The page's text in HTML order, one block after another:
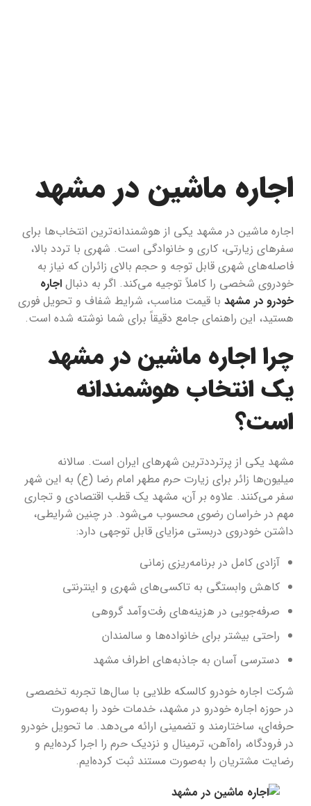
اجاره ماشین در مشهد
اجاره ماشین در مشهد یکی از هوشمندانه‌ترین انتخاب‌ها برای
سفرهای زیارتی، کاری و خانوادگی است. شهری با تردد بالا،
فاصله‌های شهری قابل توجه و حجم بالای زائران که نیاز به
خودروی شخصی را کاملاً توجیه می‌کند. اگر به دنبال اجاره
خودرو در مشهد با قیمت مناسب، شرایط شفاف و تحویل فوری
هستید، این راهنمای جامع دقیقاً برای شما نوشته شده است.
چرا اجاره ماشین در مشهد
یک انتخاب هوشمندانه
است؟
مشهد یکی از پرترددترین شهرهای ایران است. سالانه
میلیون‌ها زائر برای زیارت حرم مطهر امام رضا (ع) به این شهر
سفر می‌کنند. علاوه بر آن، مشهد یک قطب اقتصادی و تجاری
مهم در خراسان رضوی محسوب می‌شود. در چنین شرایطی،
داشتن خودروی دربستی مزایای قابل توجهی دارد:
آزادی کامل در برنامه‌ریزی زمانی
کاهش وابستگی به تاکسی‌های شهری و اینترنتی
صرفه‌جویی در هزینه‌های رفت‌وآمد گروهی
راحتی بیشتر برای خانواده‌ها و سالمندان
دسترسی آسان به جاذبه‌های اطراف مشهد
شرکت اجاره خودرو کالسکه طلایی با سال‌ها تجربه تخصصی
در حوزه اجاره خودرو در مشهد، خدمات خود را به‌صورت
حرفه‌ای، ساختارمند و تضمینی ارائه می‌دهد. ما تحویل خودرو
در فرودگاه، راه‌آهن، ترمینال و نزدیک حرم را اجرا کرده‌ایم و
رضایت مشتریان را به‌صورت مستند ثبت کرده‌ایم.